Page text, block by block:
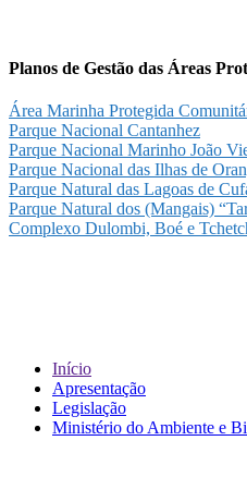
Planos de Gestão das Áreas
Área Marinha Protegida
Parque Nacional Cantanhez
Parque Nacional Marinho João
Parque Nacional das Ilhas de
Parque Natural das Lagoas de
Parque Natural dos (Mangais)
Complexo Dulombi, Boé e
Início
Apresentação
Legislação
Ministério do Ambiente e